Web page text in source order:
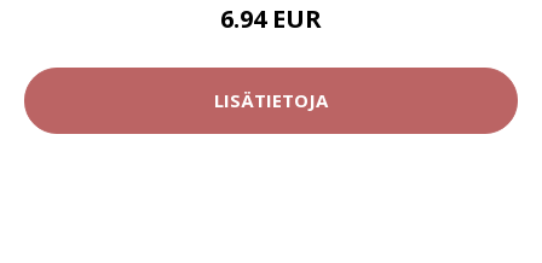
6.94 EUR
LISÄTIETOJA